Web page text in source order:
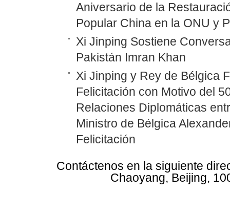
Aniversario de la
Popular China en la ONU y
Xi Jinping Sostiene
Pakistán Imran Khan
Xi Jinping y Rey de Bélgica
Felicitación con Motivo del
Relaciones Diplomáticas
Ministro de Bélgica
Felicitación
Contáctenos en la siguiente
Chaoyang, Beijing,